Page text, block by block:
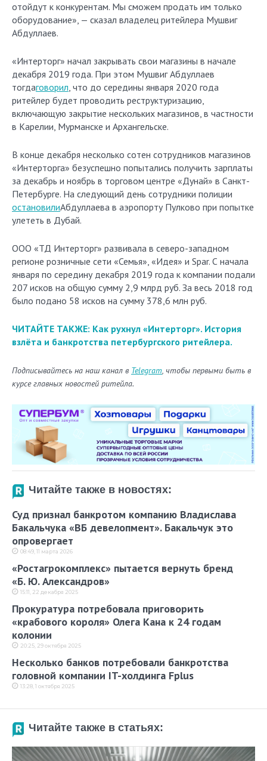
отойдут к конкурентам. Мы сможем продать им только
оборудование», — сказал владелец ритейлера Мушвиг
Абдуллаев.
«Интерторг» начал закрывать свои магазины в начале
декабря 2019 года. При этом Мушвиг Абдуллаев
тогдаговорил, что до середины января 2020 года
ритейлер будет проводить реструктуризацию,
включающую закрытие нескольких магазинов, в частности
в Карелии, Мурманске и Архангельске.
В конце декабря несколько сотен сотрудников магазинов
«Интерторга» безуспешно попытались получить зарплаты
за декабрь и ноябрь в торговом центре «Дунай» в Санкт-
Петербурге. На следующий день сотрудники полиции
остановилиАбдуллаева в аэропорту Пулково при попытке
улететь в Дубай.
ООО «ТД Интерторг» развивала в северо-западном
регионе розничные сети «Семья», «Идея» и Spar. С начала
января по середину декабря 2019 года к компании подали
207 исков на общую сумму 2,9 млрд руб. За весь 2018 год
было подано 58 исков на сумму 378,6 млн руб.
ЧИТАЙТЕ ТАКЖЕ: Как рухнул «Интерторг». История
взлёта и банкротства петербургского ритейлера.
Подписывайтесь на наш канал в Telegram, чтобы первыми быть в
курсе главных новостей ритейла.
Читайте также в новостях:
Суд признал банкротом компанию Владислава
Бакальчука «ВБ девелопмент». Бакальчук это
опровергает
08:49, 11 марта 2026
«Ростагрокомплекс» пытается вернуть бренд
«Б. Ю. Александров»
15:11, 22 декабря 2025
Прокуратура потребовала приговорить
«крабового короля» Олега Кана к 24 годам
колонии
20:25, 29 октября 2025
Несколько банков потребовали банкротства
головной компании IT-холдинга Fplus
13:28, 1 октября 2025
Читайте также в статьях: